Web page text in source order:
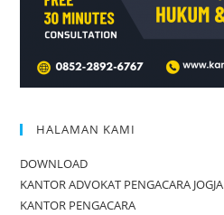
HALAMAN KAMI
DOWNLOAD
KANTOR ADVOKAT PENGACARA JOGJA
KANTOR PENGACARA